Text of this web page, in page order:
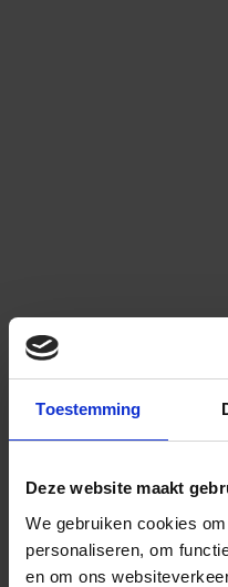
Toestemming
Deze website maakt
We gebruiken cookies
personaliseren, om
en om ons